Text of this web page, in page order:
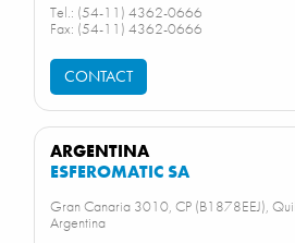
Tel.: (54-11) 4362-0666
Fax: (54-11) 4362-0666
CONTACT
ARGENTINA
ESFEROMATIC SA
Gran Canaria 3010, CP (B1878EEJ),
Argentina